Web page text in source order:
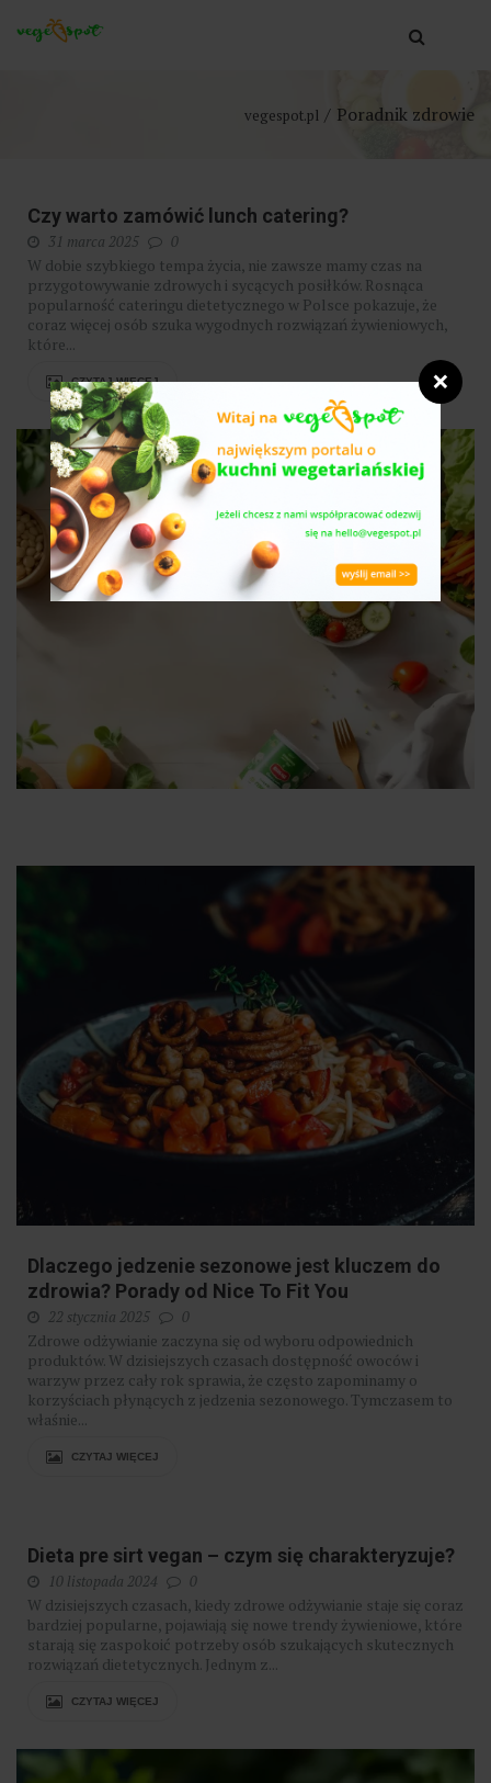
vegespot.pl Poradnik zdrowie
Czy warto zamówić lunch catering?
31 marca 2025 0
W dobie szybkiego tempa życia, nie zawsze mamy czas na
przygotowywanie zdrowych i sycących posiłków. Rosnąca
popularność cateringu dietetycznego w Polsce pokazuje, że
coraz więcej osób szuka wygodnych rozwiązań żywieniowych,
które...
CZYTAJ WIĘCEJ
Dlaczego jedzenie sezonowe jest kluczem do
zdrowia? Porady od Nice To Fit You
22 stycznia 2025 0
​Zdrowe odżywianie zaczyna się od wyboru odpowiednich
produktów. W dzisiejszych czasach dostępność owoców i
warzyw przez cały rok sprawia, że często zapominamy o
korzyściach płynących z jedzenia sezonowego. Tymczasem to
właśnie...
CZYTAJ WIĘCEJ
Dieta pre sirt vegan – czym się charakteryzuje?
10 listopada 2024 0
W dzisiejszych czasach, kiedy zdrowe odżywianie staje się coraz
bardziej popularne, pojawiają się nowe trendy żywieniowe, które
starają się zaspokoić potrzeby osób szukających skutecznych
rozwiązań dietetycznych. Jednym z...
CZYTAJ WIĘCEJ
❌